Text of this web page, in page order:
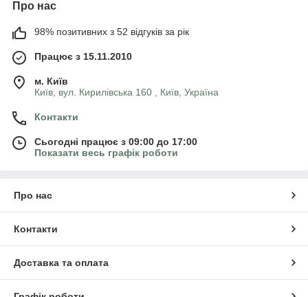
Про нас
98% позитивних з 52 відгуків за рік
Працює з 15.11.2010
м. Київ
Київ, вул. Кирилівська 160 , Київ, Україна
Контакти
Сьогодні працює з 09:00 до 17:00
Показати весь графік роботи
Про нас
Контакти
Доставка та оплата